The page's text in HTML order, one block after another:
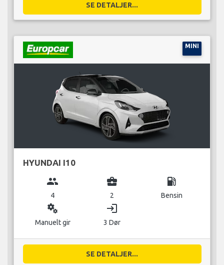
SE DETALJER...
MINI
HYUNDAI I10
group
4
business_center
2
local_gas_station
Bensin
miscellaneous_services
Manuelt gir
login
3 Dør
SE DETALJER...